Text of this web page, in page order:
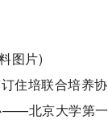
图片)
住培联合培养
北京大学第